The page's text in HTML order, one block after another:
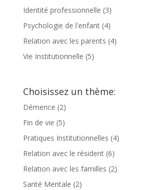
Identité professionnelle (3)
Psychologie de l'enfant(4)
Relation avec les parents (4)
Vie Institutionnelle (5)
Choisissez un thème:
Démence (2)
Fin de vie (5)
Pratiques Institutionnelles (4)
Relation avec le résident(6)
Relation avec les familles (2)
Santé Mentale (2)